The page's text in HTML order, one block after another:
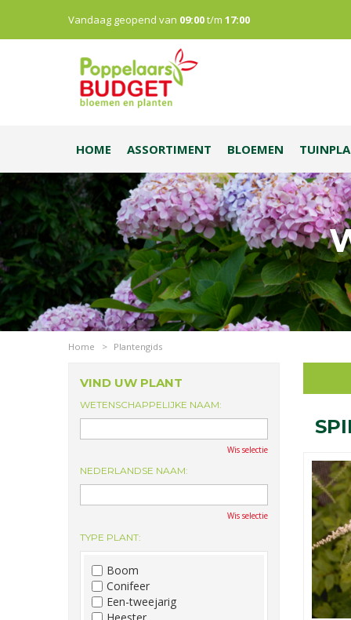
Home > Plantengids
Vandaag geopend van 09:00t/m 17:00
HOME ASSORTIMENT BLOEMEN
VIND UW PLANT
WETENSCHAPPELIJKE NAAM:
Wis selectie
NEDERLANDSE NAAM:
Wis selectie
TYPE PLANT:
Boom
Conifeer
Een-tweejarig
Heester